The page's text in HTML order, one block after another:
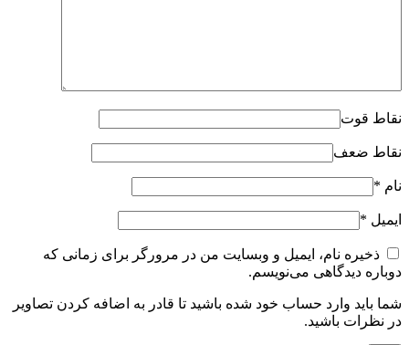
نقاط قوت
نقاط ضعف
نام *
ایمیل *
ذخیره نام، ایمیل و وبسایت من در مرورگر برای زمانی که
دوباره دیدگاهی می‌نویسم.
شما باید وارد حساب خود شده باشید تا قادر به اضافه کردن تصاویر
در نظرات باشید.